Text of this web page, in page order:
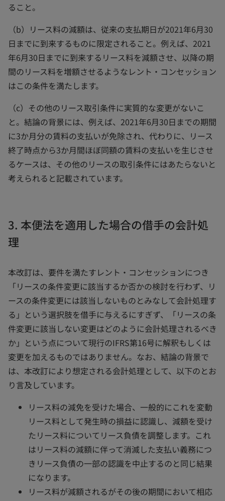
ること。
（b）リース料の減額は、従来の支払期日が2021年6月30
日までに到来するものに限定されること。例えば、2021
年6月30日までに到来するリース料を減額させ、以降の期
間のリース料を増額させるようなレント・コンセッション
はこの条件を満たします。
（c）その他のリース取引条件に実質的な変更がないこ
と。結論の背景には、例えば、2021年6月30日までの期間
に3か月分の賃料の支払いが免除され、代わりに、リース
終了時点から3か月間ほぼ同額の賃料の支払いを生じさせ
るケースは、その他のリースの取引条件にはあたらないと
考えられると記載されています。
3. 本便法を適用した場合の借手の会計処
理
本改訂は、要件を満たすレント・コンセッションにつき
「リースの条件変更に該当するか否かの検討を行わず、リ
ースの条件変更には該当しないものとみなして会計処理す
る」という選択肢を借手に与えるにすぎず、「リースの条
件変更に該当しない変更はどのように会計処理されるべき
か」という点について現行のIFRS第16号に解釈もしくは
変更を加えるものではありません。なお、結論の背景で
は、本改訂により想定される会計処理として、以下のとお
り言及しています。
リース料の減免を受けた場合、一般的にこれを変動
リース料として発生時の損益に認識し、減額を受け
たリース料についてリース負債を調整します。これ
はリース料の減額に伴って消滅した支払い義務につ
きリース負債の一部の認識を中止するのと同じ結果
になります。
リース料が減額されるがその後の期間において相応